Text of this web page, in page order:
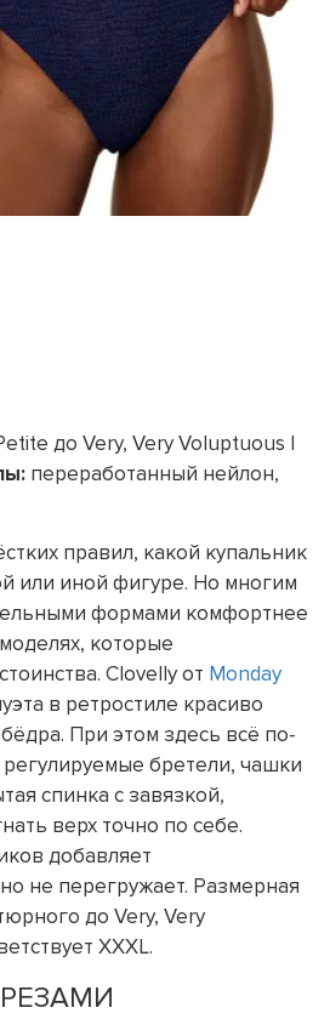
до Very, Very Voluptuous |
переработанный нейлон,
правил, какой купальник
или иной фигуре. Но многим
формами комфортнее
которые
Clovelly от Monday
в ретростиле красиво
При этом здесь всё по-
бретели, чашки
спинка с завязкой,
верх точно по себе.
добавляет
не перегружает. Размерная
до Very, Very
XXXL.